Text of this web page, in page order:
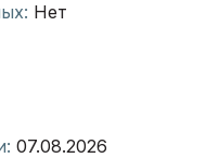
Нет
07.08.2026